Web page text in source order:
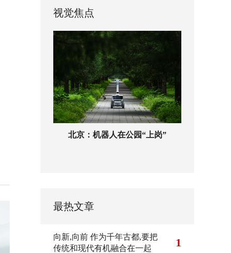
视觉焦点
北京：机器人在公园“上岗”
最热文章
向新,向前 作为千年古都,要把
传统和现代有机融合在一起
1